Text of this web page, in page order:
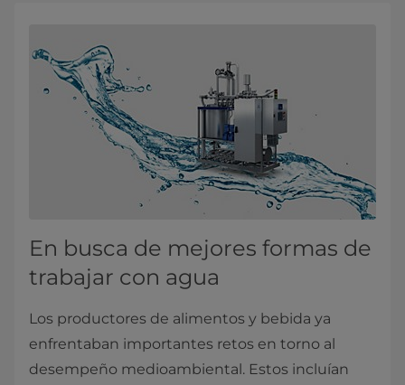
En busca de mejores formas de
trabajar con agua
Los productores de alimentos y bebida ya
enfrentaban importantes retos en torno al
desempeño medioambiental. Estos incluían